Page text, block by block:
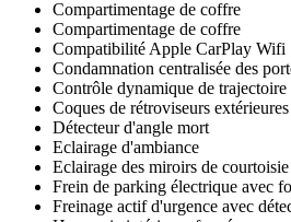
Compartimentage de coffre
Compartimentage de coffre
Compatibilité Apple CarPlay Wifi
Condamnation centralisée des
Contrôle dynamique de
Coques de rétroviseurs
Détecteur d'angle mort
Eclairage d'ambiance
Eclairage des miroirs de
Frein de parking électrique avec
Freinage actif d'urgence avec